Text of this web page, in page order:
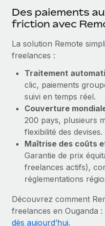
En savoir plus
Des paiements
friction avec
La solution Remote
freelances :
Traitement
clic, paiements
suivi en temps réel.
Couverture
200 pays, plusieurs
flexibilité des devises.
Maîtrise des coûts
Garantie de prix
freelances actifs),
réglementations
Découvrez comment
freelances en Ouganda :
dès aujourd’hui.